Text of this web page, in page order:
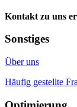
Kontakt zu uns
Sonstiges
Über uns
Häufig gestellte